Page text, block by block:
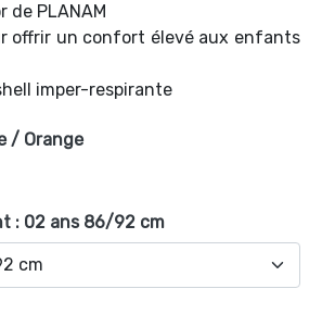
de PLANAM
offrir un confort élevé aux enfants
imper-respirante
/ Orange
/ Orange
: 02 ans 86/92 cm